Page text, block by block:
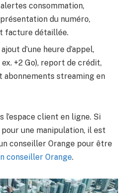
alertes consommation,
du numéro,
facture détaillée.
ajout d’une heure d’appel,
+2 Go), report de crédit,
abonnements streaming en
l’espace client en ligne. Si
pour une manipulation, il est
conseiller Orange pour être
conseiller Orange.